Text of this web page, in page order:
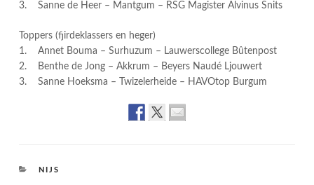
3. Sanne de Heer – Mantgum – RSG Magister Alvinus Snits
Toppers (fjirdeklassers en heger)
1. Annet Bouma – Surhuzum – Lauwerscollege Bûtenpost
2. Benthe de Jong – Akkrum – Beyers Naudé Ljouwert
3. Sanne Hoeksma – Twizelerheide – HAVOtop Burgum
CATEGORIES
NIJS